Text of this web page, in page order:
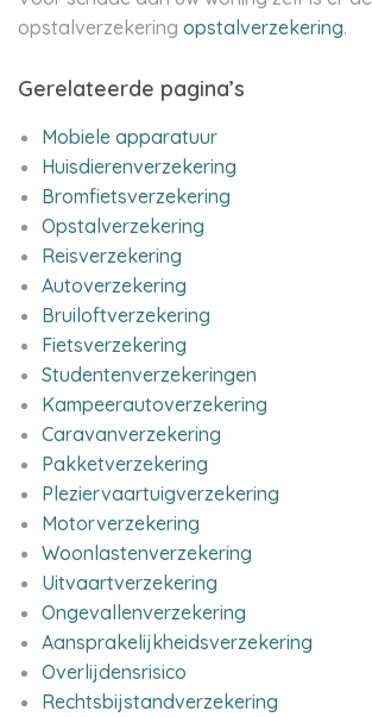
opstalverzekering opstalverzekering.
Gerelateerde pagina’s
Mobiele apparatuur
Huisdierenverzekering
Bromfietsverzekering
Opstalverzekering
Reisverzekering
Autoverzekering
Bruiloftverzekering
Fietsverzekering
Studentenverzekeringen
Kampeerautoverzekering
Caravanverzekering
Pakketverzekering
Pleziervaartuigverzekering
Motorverzekering
Woonlastenverzekering
Uitvaartverzekering
Ongevallenverzekering
Aansprakelijkheidsverzekering
Overlijdensrisico
Rechtsbijstandverzekering